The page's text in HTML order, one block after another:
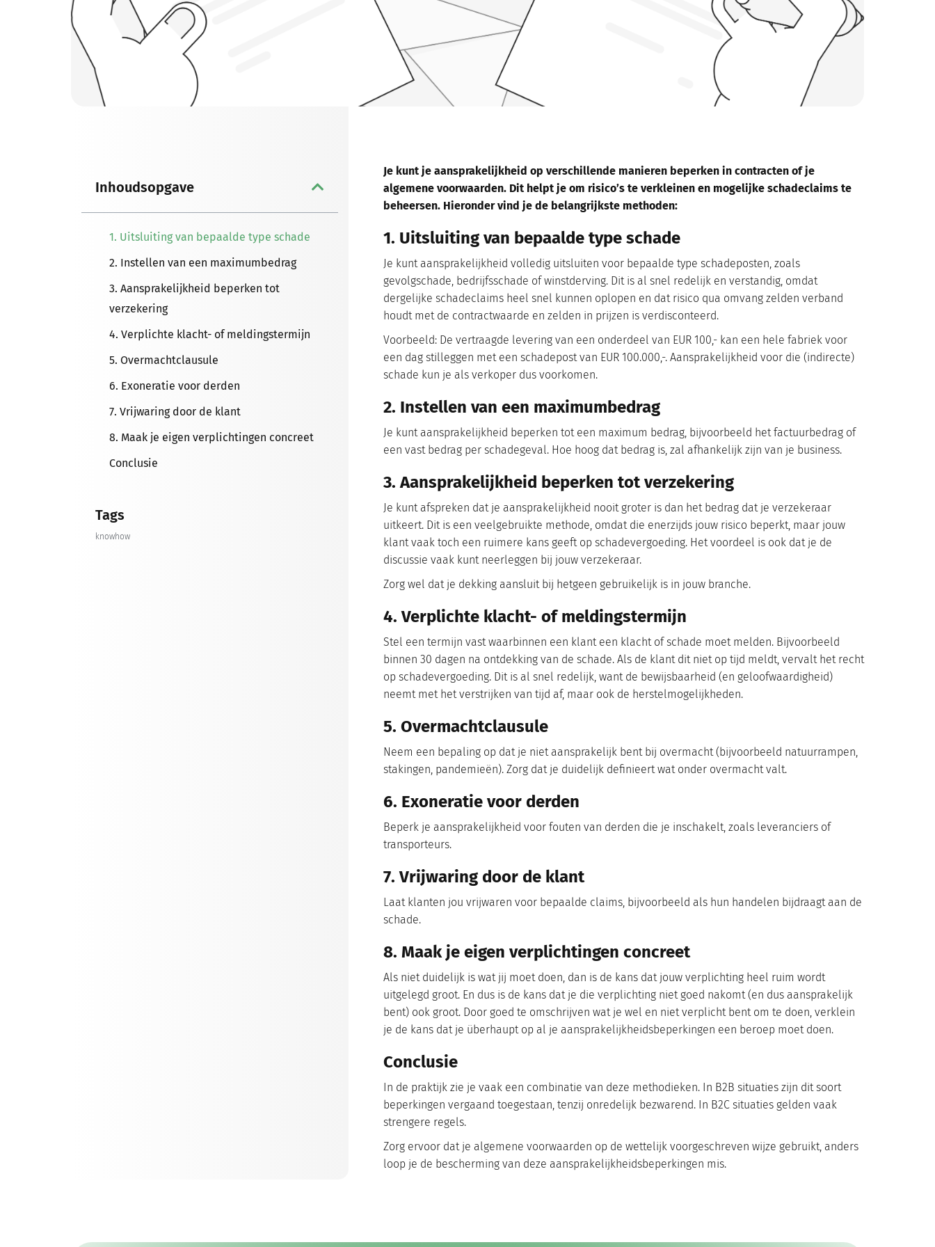
Je kunt je aansprakelijkheid op verschillende manieren beperken in contracten of je
algemene voorwaarden. Dit helpt je om risico’s te verkleinen en mogelijke schadeclaims te
beheersen. Hieronder vind je de belangrijkste methoden:
1. Uitsluiting van bepaalde type schade
Je kunt aansprakelijkheid volledig uitsluiten voor bepaalde type schadeposten, zoals
gevolgschade, bedrijfsschade of winstderving. Dit is al snel redelijk en verstandig, omdat
dergelijke schadeclaims heel snel kunnen oplopen en dat risico qua omvang zelden verband
houdt met de contractwaarde en zelden in prijzen is verdisconteerd.
Voorbeeld: De vertraagde levering van een onderdeel van EUR 100,- kan een hele fabriek voor
een dag stilleggen met een schadepost van EUR 100.000,-. Aansprakelijkheid voor die (indirecte)
schade kun je als verkoper dus voorkomen.
2. Instellen van een maximumbedrag
Je kunt aansprakelijkheid beperken tot een maximum bedrag, bijvoorbeeld het factuurbedrag of
een vast bedrag per schadegeval. Hoe hoog dat bedrag is, zal afhankelijk zijn van je business.
3. Aansprakelijkheid beperken tot verzekering
Je kunt afspreken dat je aansprakelijkheid nooit groter is dan het bedrag dat je verzekeraar
uitkeert. Dit is een veelgebruikte methode, omdat die enerzijds jouw risico beperkt, maar jouw
klant vaak toch een ruimere kans geeft op schadevergoeding. Het voordeel is ook dat je de
discussie vaak kunt neerleggen bij jouw verzekeraar.
Zorg wel dat je dekking aansluit bij hetgeen gebruikelijk is in jouw branche.
4. Verplichte klacht- of meldingstermijn
Stel een termijn vast waarbinnen een klant een klacht of schade moet melden. Bijvoorbeeld
binnen 30 dagen na ontdekking van de schade. Als de klant dit niet op tijd meldt, vervalt het recht
op schadevergoeding. Dit is al snel redelijk, want de bewijsbaarheid (en geloofwaardigheid)
neemt met het verstrijken van tijd af, maar ook de herstelmogelijkheden.
5. Overmachtclausule
Neem een bepaling op dat je niet aansprakelijk bent bij overmacht (bijvoorbeeld natuurrampen,
stakingen, pandemieën). Zorg dat je duidelijk definieert wat onder overmacht valt.
6. Exoneratie voor derden
Beperk je aansprakelijkheid voor fouten van derden die je inschakelt, zoals leveranciers of
transporteurs.
7. Vrijwaring door de klant
Laat klanten jou vrijwaren voor bepaalde claims, bijvoorbeeld als hun handelen bijdraagt aan de
schade.
8. Maak je eigen verplichtingen concreet
Als niet duidelijk is wat jij moet doen, dan is de kans dat jouw verplichting heel ruim wordt
uitgelegd groot. En dus is de kans dat je die verplichting niet goed nakomt (en dus aansprakelijk
bent) ook groot. Door goed te omschrijven wat je wel en niet verplicht bent om te doen, verklein
je de kans dat je überhaupt op al je aansprakelijkheidsbeperkingen een beroep moet doen.
Conclusie
In de praktijk zie je vaak een combinatie van deze methodieken. In B2B situaties zijn dit soort
beperkingen vergaand toegestaan, tenzij onredelijk bezwarend. In B2C situaties gelden vaak
strengere regels.
Zorg ervoor dat je algemene voorwaarden op de wettelijk voorgeschreven wijze gebruikt, anders
loop je de bescherming van deze aansprakelijkheidsbeperkingen mis.
Inhoudsopgave
1. Uitsluiting van bepaalde type schade
2. Instellen van een maximumbedrag
3. Aansprakelijkheid beperken tot
verzekering
4. Verplichte klacht- of meldingstermijn
5. Overmachtclausule
6. Exoneratie voor derden
7. Vrijwaring door de klant
8. Maak je eigen verplichtingen concreet
Conclusie
Tags
knowhow